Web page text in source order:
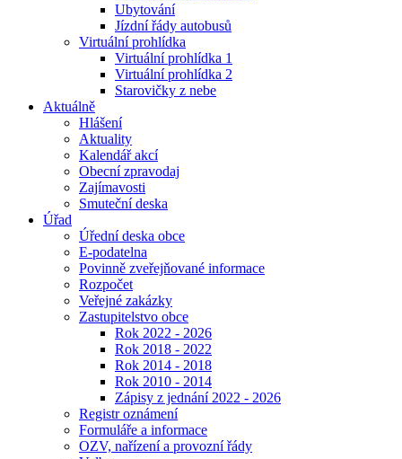
Ubytování
Jízdní řády autobusů
Virtuální prohlídka
Virtuální prohlídka 1
Virtuální prohlídka 2
Starovičky z nebe
Aktuálně
Hlášení
Aktuality
Kalendář akcí
Obecní zpravodaj
Zajímavosti
Smuteční deska
Úřad
Úřední deska obce
E-podatelna
Povinně zveřejňované informace
Rozpočet
Veřejné zakázky
Zastupitelstvo obce
Rok 2022 - 2026
Rok 2018 - 2022
Rok 2014 - 2018
Rok 2010 - 2014
Zápisy z jednání 2022 - 2026
Registr oznámení
Formuláře a informace
OZV, nařízení a provozní řády